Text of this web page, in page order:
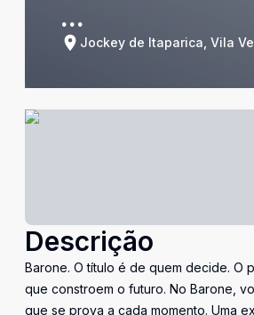
...
Jockey de Itaparica, Vila
Descrição
Barone. O título é de quem decide. O
que constroem o futuro. No Barone,
que se prova a cada momento. Uma